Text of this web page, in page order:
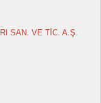
SAN. VE TİC. A.Ş.